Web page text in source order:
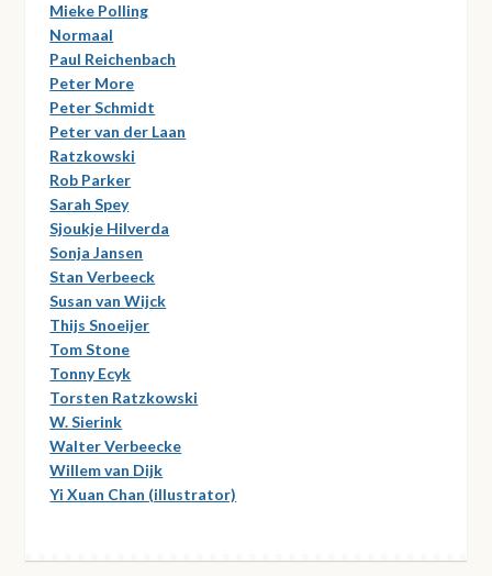
Mieke Polling
Normaal
Paul Reichenbach
Peter More
Peter Schmidt
Peter van der Laan
Ratzkowski
Rob Parker
Sarah Spey
Sjoukje Hilverda
Sonja Jansen
Stan Verbeeck
Susan van Wijck
Thijs Snoeijer
Tom Stone
Tonny Ecyk
Torsten Ratzkowski
W. Sierink
Walter Verbeecke
Willem van Dijk
Yi Xuan Chan (illustrator)